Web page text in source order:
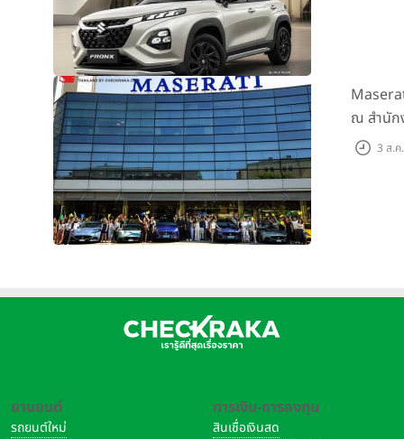
ณ สำนัก
3 ส.ค
ยานยนต์
รถยนต์ใหม่
การเงิน-การลงทุน
สินเชื่อเงินสด